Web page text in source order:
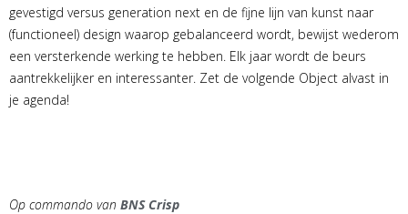
gevestigd versus generation next en de fijne lijn van kunst naar
(functioneel) design waarop gebalanceerd wordt, bewijst wederom
een versterkende werking te hebben. Elk jaar wordt de beurs
aantrekkelijker en interessanter. Zet de volgende Object alvast in
je agenda!
Op commando van BNS Crisp